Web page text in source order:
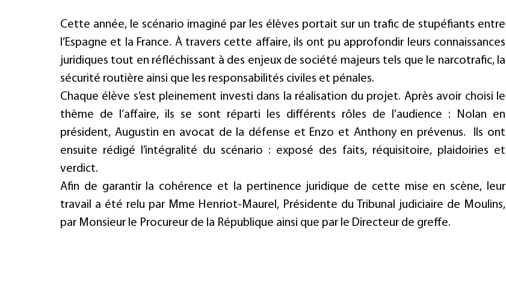
Cette année, le scénario imaginé par les élèves portait sur un trafic de stupéfiants entre
l’Espagne et la France. À travers cette affaire, ils ont pu approfondir leurs connaissances
juridiques tout en réfléchissant à des enjeux de société majeurs tels que le narcotrafic, la
sécurité routière ainsi que les responsabilités civiles et pénales.
Chaque élève s’est pleinement investi dans la réalisation du projet. Après avoir choisi le
thème de l’affaire, ils se sont réparti les différents rôles de l’audience : Nolan en
président, Augustin en avocat de la défense et Enzo et Anthony en prévenus.  Ils ont
ensuite rédigé l’intégralité du scénario : exposé des faits, réquisitoire, plaidoiries et
verdict.
Afin de garantir la cohérence et la pertinence juridique de cette mise en scène, leur
travail a été relu par Mme Henriot-Maurel, Présidente du Tribunal judiciaire de Moulins,
par Monsieur le Procureur de la République ainsi que par le Directeur de greffe.